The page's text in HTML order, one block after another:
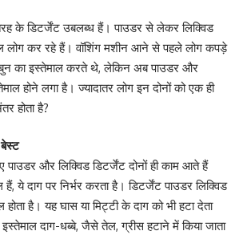
के डिटर्जेंट उबलब्ध हैं। पाउडर से लेकर लिक्विड
लोग कर रहे हैं। वॉशिंग मशीन आने से पहले लोग कपड़े
का इस्तेमाल करते थे, लेकिन अब पाउडर और
होने लगा है। ज्यादातर लोग इन दोनों को एक ही
होता है?
पाउडर और लिक्विड डिटर्जेंट दोनों ही काम आते हैं
ये दाग पर निर्भर करता है। डिटर्जेंट पाउडर लिक्विड
होता है। यह घास या मिट्टी के दाग को भी हटा देता
दाग-धब्बे, जैसे तेल, ग्रीस हटाने में किया जाता